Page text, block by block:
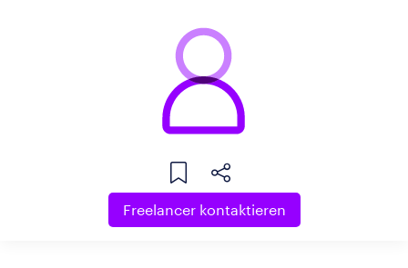
Freelancer kontaktieren